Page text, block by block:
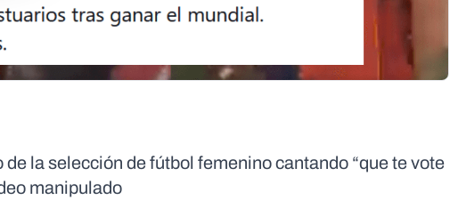
la selección de fútbol femenino cantando “que te vote
manipulado